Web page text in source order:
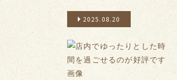
2025.08.20